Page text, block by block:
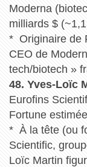
Moderna
milliards $
* Originaire de
CEO de
tech/biotech »
48. Yves-Loïc
Eurofins
Fortune
* À la tête (ou
Scientific,
Loïc Martin